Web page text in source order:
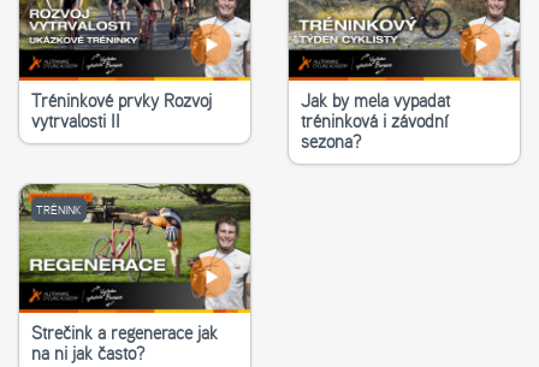
Tréninkové prvky Rozvoj
vytrvalosti II
Jak by měla vypadat
tréninková i závodní
sezona?
TRÉNINK
Strečink a regenerace jak
na ni jak často?